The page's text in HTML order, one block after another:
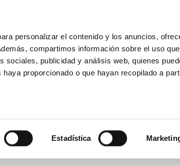
personalizar el contenido y los anuncios,
compartimos información sobre el uso
sociales, publicidad y análisis web, quienes
proporcionado o que hayan recopilado a
Estadística